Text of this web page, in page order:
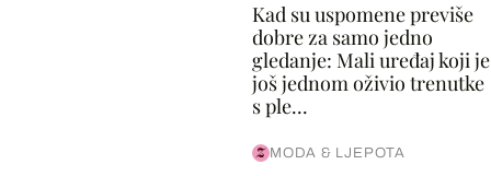
Kad su uspomene previše
dobre za samo jedno
gledanje: Mali uređaj koji je
još jednom oživio trenutke
s ple...
MODA & LJEPOTA